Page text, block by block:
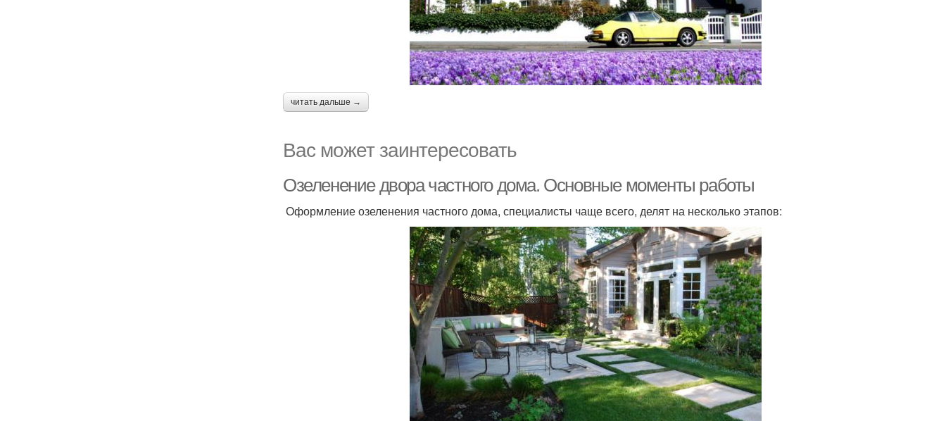
читать дальше →
Вас может заинтересовать
Озеленение двора частного дома. Основные моменты работы
Оформление озеленения частного дома, специалисты чаще всего, делят на несколько этапов: